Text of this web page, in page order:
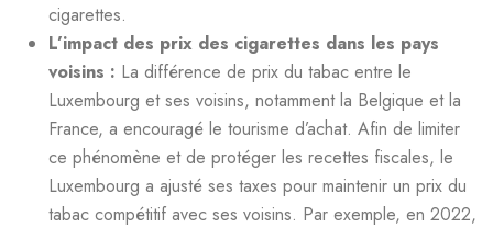
cigarettes.
L’impact des prix des cigarettes dans les pays
voisins : La différence de prix du tabac entre le
Luxembourg et ses voisins, notamment la Belgique et la
France, a encouragé le tourisme d’achat. Afin de limiter
ce phénomène et de protéger les recettes fiscales, le
Luxembourg a ajusté ses taxes pour maintenir un prix du
tabac compétitif avec ses voisins. Par exemple, en 2022,